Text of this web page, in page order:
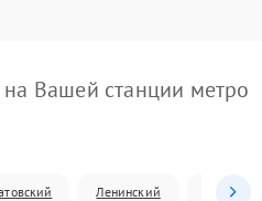
Вашей станции метро
Ленинский